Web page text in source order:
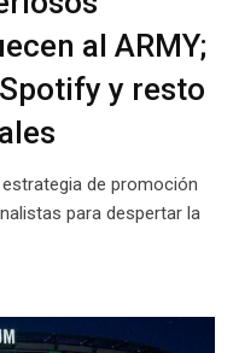
al ARMY;
y resto
de promoción
para despertar la